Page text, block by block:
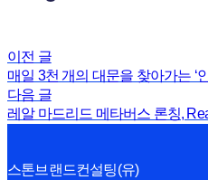
이전 글
매일 3천 개의 대문을 찾아가는 ‘
다음 글
레알 마드리드 메타버스 론칭,
스톤브랜드컨설팅(유)